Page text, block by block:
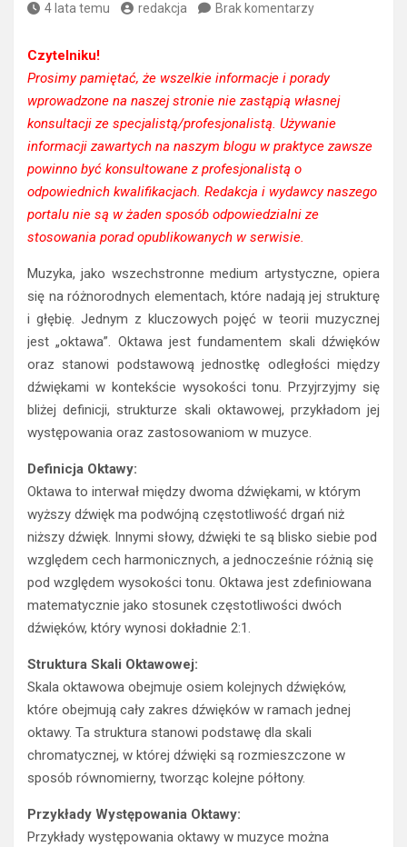
4 lata temu redakcja Brak komentarzy
Czytelniku!
Prosimy pamiętać, że wszelkie informacje i porady
wprowadzone na naszej stronie nie zastąpią własnej
konsultacji ze specjalistą/profesjonalistą. Używanie
informacji zawartych na naszym blogu w praktyce zawsze
powinno być konsultowane z profesjonalistą o
odpowiednich kwalifikacjach. Redakcja i wydawcy naszego
portalu nie są w żaden sposób odpowiedzialni ze
stosowania porad opublikowanych w serwisie.
Muzyka, jako wszechstronne medium artystyczne, opiera
się na różnorodnych elementach, które nadają jej strukturę
i głębię. Jednym z kluczowych pojęć w teorii muzycznej
jest „oktawa”. Oktawa jest fundamentem skali dźwięków
oraz stanowi podstawową jednostkę odległości między
dźwiękami w kontekście wysokości tonu. Przyjrzyjmy się
bliżej definicji, strukturze skali oktawowej, przykładom jej
występowania oraz zastosowaniom w muzyce.
Definicja Oktawy:
Oktawa to interwał między dwoma dźwiękami, w którym
wyższy dźwięk ma podwójną częstotliwość drgań niż
niższy dźwięk. Innymi słowy, dźwięki te są blisko siebie pod
względem cech harmonicznych, a jednocześnie różnią się
pod względem wysokości tonu. Oktawa jest zdefiniowana
matematycznie jako stosunek częstotliwości dwóch
dźwięków, który wynosi dokładnie 2:1.
Struktura Skali Oktawowej:
Skala oktawowa obejmuje osiem kolejnych dźwięków,
które obejmują cały zakres dźwięków w ramach jednej
oktawy. Ta struktura stanowi podstawę dla skali
chromatycznej, w której dźwięki są rozmieszczone w
sposób równomierny, tworząc kolejne półtony.
Przykłady Występowania Oktawy:
Przykłady występowania oktawy w muzyce można